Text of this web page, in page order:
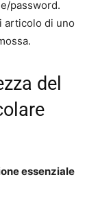
password.
articolo di uno
del
essenziale